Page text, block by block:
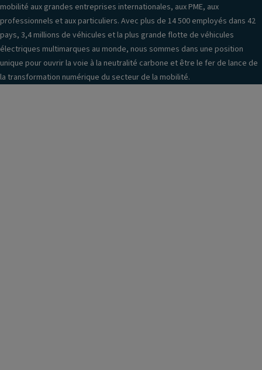
mobilité aux grandes entreprises internationales, aux PME, aux
professionnels et aux particuliers. Avec plus de 14 500 employés dans 42
pays, 3,4 millions de véhicules et la plus grande flotte de véhicules
électriques multimarques au monde, nous sommes dans une position
unique pour ouvrir la voie à la neutralité carbone et être le fer de lance de
la transformation numérique du secteur de la mobilité.